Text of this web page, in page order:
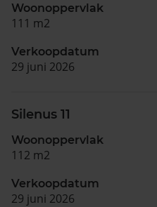
Woonoppervlak
111 m2
Verkoopdatum
29 juni 2026
Silenus 11
Woonoppervlak
112 m2
Verkoopdatum
29 juni 2026